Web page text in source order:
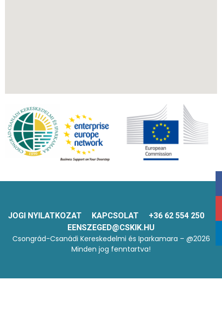
JOGI NYILATKOZAT KAPCSOLAT
+36 62 554 250
EENSZEGED@CSKIK.HU
Csongrád-Csanádi Kereskedelmi és Iparkamara – @2026
Minden jog fenntartva!